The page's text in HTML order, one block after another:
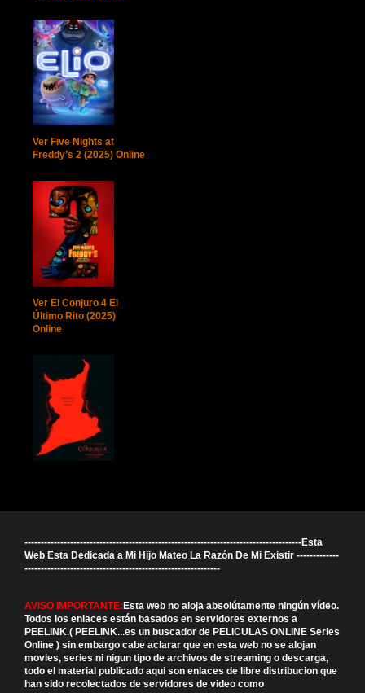
Ver Five Nights at
Freddy’s 2 (2025) Online
Ver El Conjuro 4 El
Último Rito (2025)
Online
-------------------------------------------------------------------------------------Esta
Web Esta Dedicada a Mi Hijo Mateo La Razón De Mi Existir -------------
------------------------------------------------------------
AVISO IMPORTANTE:Esta web no aloja absolútamente ningún vídeo.
Todos los enlaces están basados en servidores externos a
PEELINK.( PEELINK...es un buscador de PELICULAS ONLINE Series
Online ) sin embargo cabe aclarar que en esta web no se alojan
movies, series ni nigun tipo de archivos de streaming o descarga,
todo el material publicado aqui son enlaces de libre distribucion que
han sido recolectados de servidores de video como